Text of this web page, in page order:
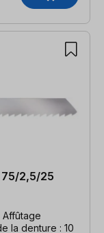
75/2,5/25
la denture : 10